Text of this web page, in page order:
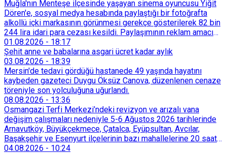
Muğla'nın Menteşe ilçesinde yaşayan sinema oyuncusu Yiğit
Dören'e, sosyal medya hesabında paylaştığı bir fotoğrafta
alkollü içki markasının görünmesi gerekçe gösterilerek 82 bin
244 lira idari para cezası kesildi. Paylaşımının reklam amacı
taşımadığını savunan Dören, cezanın iptali için yargıya
başvurdu.
01.08.2026 - 18:17
Şehit anne ve babalarına asgari ücret kadar aylık
03.08.2026 - 18:39
Mersin'de tedavi gördüğü hastanede 49 yaşında hayatını
kaybeden gazeteci Duygu Öksüz Canova, düzenlenen cenaze
töreniyle son yolculuğuna uğurlandı.
08.08.2026 - 13:36
Osmangazi Terfi Merkezi’ndeki revizyon ve arızalı vana
değişim çalışmaları nedeniyle 5-6 Ağustos 2026 tarihlerinde
Arnavutköy, Büyükçekmece, Çatalca, Eyüpsultan, Avcılar,
Başakşehir ve Esenyurt ilçelerinin bazı mahallelerine 20 saat
süreyle su verilemeyecek.
04.08.2026 - 10:24